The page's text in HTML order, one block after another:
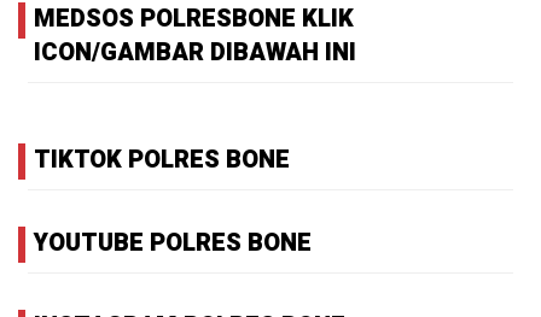
MEDSOS POLRESBONE KLIK
ICON/GAMBAR DIBAWAH INI
TIKTOK POLRES BONE
YOUTUBE POLRES BONE